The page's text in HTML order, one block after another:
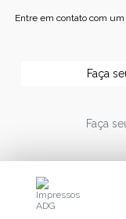
Entre em contato com
Faça
Faça